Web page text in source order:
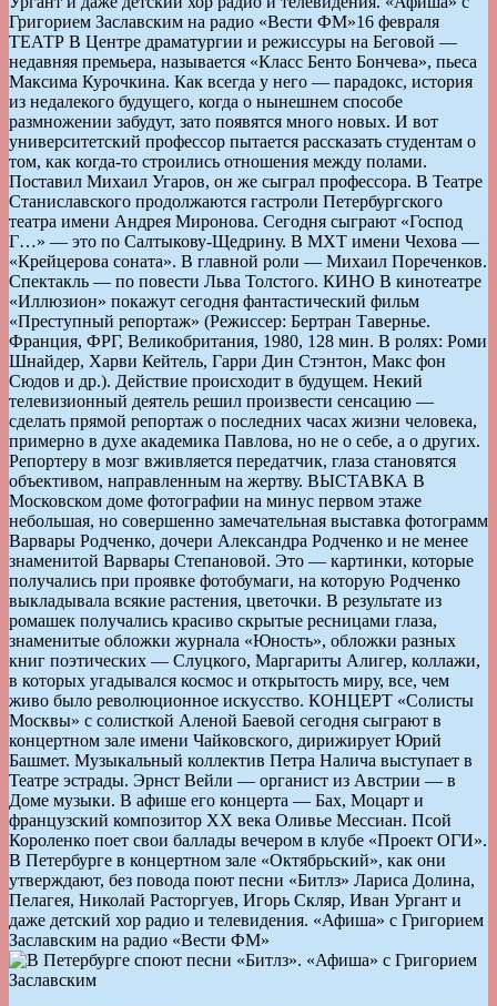
Григорием Заславским на радио «Вести ФМ»16 февраля
ТЕАТР В Центре драматургии и режиссуры на Беговой —
недавняя премьера, называется «Класс Бенто Бончева», пьеса
Максима Курочкина. Как всегда у него — парадокс, история
из недалекого будущего, когда о нынешнем способе
размножении забудут, зато появятся много новых. И вот
университетский профессор пытается рассказать студентам о
том, как когда-то строились отношения между полами.
Поставил Михаил Угаров, он же сыграл профессора. В Театре
Станиславского продолжаются гастроли Петербургского
театра имени Андрея Миронова. Сегодня сыграют «Господ
Г…» — это по Салтыкову-Щедрину. В МХТ имени Чехова —
«Крейцерова соната». В главной роли — Михаил Пореченков.
Спектакль — по повести Льва Толстого. КИНО В кинотеатре
«Иллюзион» покажут сегодня фантастический фильм
«Преступный репортаж» (Режиссер: Бертран Тавернье.
Франция, ФРГ, Великобритания, 1980, 128 мин. В ролях: Роми
Шнайдер, Харви Кейтель, Гарри Дин Стэнтон, Макс фон
Сюдов и др.). Действие происходит в будущем. Некий
телевизионный деятель решил произвести сенсацию —
сделать прямой репортаж о последних часах жизни человека,
примерно в духе академика Павлова, но не о себе, а о других.
Репортеру в мозг вживляется передатчик, глаза становятся
объективом, направленным на жертву. ВЫСТАВКА В
Московском доме фотографии на минус первом этаже
небольшая, но совершенно замечательная выставка фотограмм
Варвары Родченко, дочери Александра Родченко и не менее
знаменитой Варвары Степановой. Это — картинки, которые
получались при проявке фотобумаги, на которую Родченко
выкладывала всякие растения, цветочки. В результате из
ромашек получались красиво скрытые ресницами глаза,
знаменитые обложки журнала «Юность», обложки разных
книг поэтических — Слуцкого, Маргариты Алигер, коллажи,
в которых угадывался космос и открытость миру, все, чем
живо было революционное искусство. КОНЦЕРТ «Солисты
Москвы» с солисткой Аленой Баевой сегодня сыграют в
концертном зале имени Чайковского, дирижирует Юрий
Башмет. Музыкальный коллектив Петра Налича выступает в
Театре эстрады. Эрнст Вейли — органист из Австрии — в
Доме музыки. В афише его концерта — Бах, Моцарт и
французский композитор ХХ века Оливье Мессиан. Псой
Короленко поет свои баллады вечером в клубе «Проект ОГИ».
В Петербурге в концертном зале «Октябрьский», как они
утверждают, без повода поют песни «Битлз» Лариса Долина,
Пелагея, Николай Расторгуев, Игорь Скляр, Иван Ургант и
даже детский хор радио и телевидения. «Афиша» с Григорием
Заславским на радио «Вести ФМ»